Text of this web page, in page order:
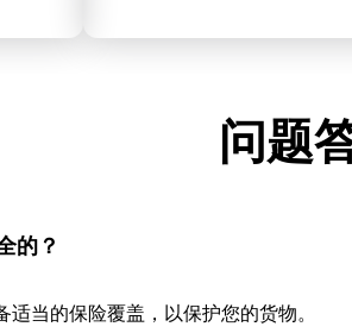
问题
的？
当的保险覆盖，以保护您的货物。